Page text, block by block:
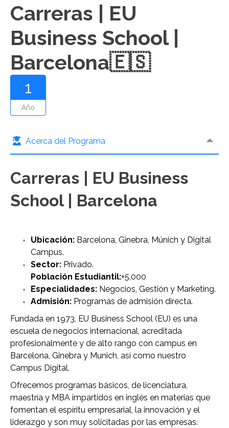
Carreras | EU
Business School |
Barcelona🇪🇸
1
Año
Acerca del Programa
Carreras | EU Business
School | Barcelona
Ubicación: Barcelona, Ginebra, Múnich y Digital
Campus.
Sector: Privado.
Población Estudiantil:+5,000
Especialidades: Negocios, Gestión y Marketing.
Admisión: Programas de admisión directa.
Fundada en 1973, EU Business School (EU) es una
escuela de negocios internacional, acreditada
profesionalmente y de alto rango con campus en
Barcelona, Ginebra y Munich, así como nuestro
Campus Digital.
Ofrecemos programas básicos, de licenciatura,
maestría y MBA impartidos en inglés en materias que
fomentan el espíritu empresarial, la innovación y el
liderazgo y son muy solicitadas por las empresas.